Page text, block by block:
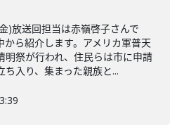
)放送回担当は赤嶺啓子さんで
から紹介します。アメリカ軍普天
明祭が行われ、住民らは市に申請
ち入り、集まった親族と...